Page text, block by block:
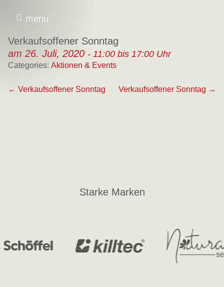
menu
Verkaufsoffener Sonntag
am 26. Juli, 2020 - 11:00 bis 17:00 Uhr
Categories: Aktionen & Events
Beitragsnavigation
← Verkaufsoffener Sonntag Verkaufsoffener Sonntag →
Starke Marken